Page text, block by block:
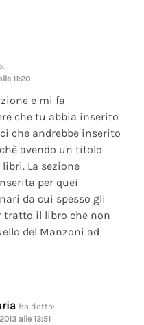
11:20
e mi fa
che tu abbia inserito
che andrebbe inserito
avendo un titolo
La sezione
per quei
da cui spesso gli
tratto il libro che non
del Manzoni ad
ha detto:
alle 13:51